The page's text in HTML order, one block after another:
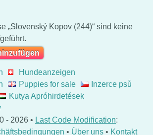
„Slovenský Kopov (244)“ sind keine
Hundeanzeigen
Puppies for sale
Inzerce psů
Kutya Apróhirdetések
- 2026 • Last Code Modification:
• Über uns • Kontakt